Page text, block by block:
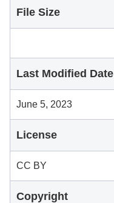
File Size
Last Modified Date
June 5, 2023
License
CC BY
Copyright